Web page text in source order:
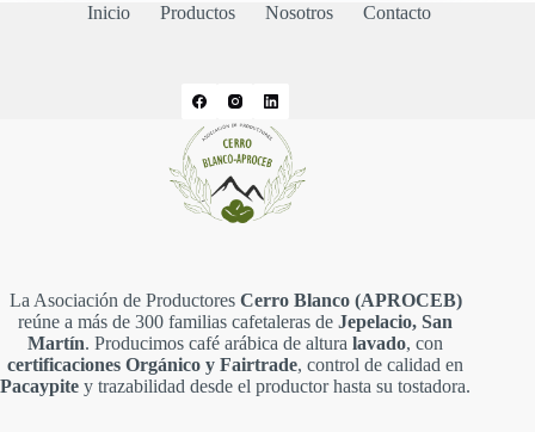
Inicio Productos Nosotros Contacto
La Asociación de Productores Cerro Blanco (APROCEB)
reúne a más de 300 familias cafetaleras deJepelacio, San
Martín. Producimos café arábica de alturalavado, con
certificaciones Orgánico y Fairtrade, control de calidad en
Pacaypite y trazabilidad desde el productor hasta su tostadora.